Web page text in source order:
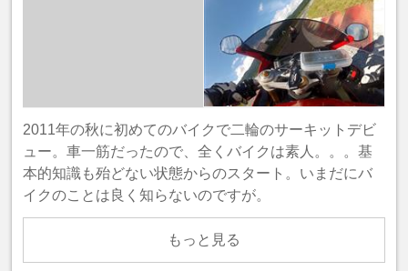
2011年の秋に初めてのバイクで二輪のサーキットデビ
ュー。車一筋だったので、全くバイクは素人。。。基
本的知識も殆どない状態からのスタート。いまだにバ
イクのことは良く知らないのですが。
もっと見る